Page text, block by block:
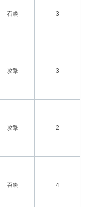
召喚 3
攻撃 3
攻撃 2
召喚 4